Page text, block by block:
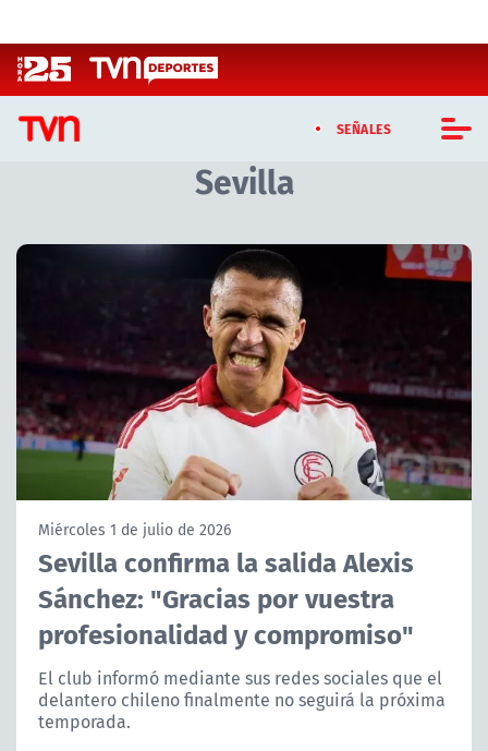
SEÑALES
CASTING MASTERCHEF CHILE
CASTING TVN VERTICAL
TVN PLAY
PROGRAMAS
TELESERIES
ACTUALIDAD Y TENDENCIAS
CORPORATIVO Y TRANSPARENCIA
CANAL DE DENUNCIAS
Sevilla
Artículos relacionados con Sevilla
Miércoles 1 de julio de 2026
Sevilla confirma la salida Alexis
Sánchez: "Gracias por vuestra
profesionalidad y compromiso"
El club informó mediante sus redes sociales que el
delantero chileno finalmente no seguirá la próxima
temporada.